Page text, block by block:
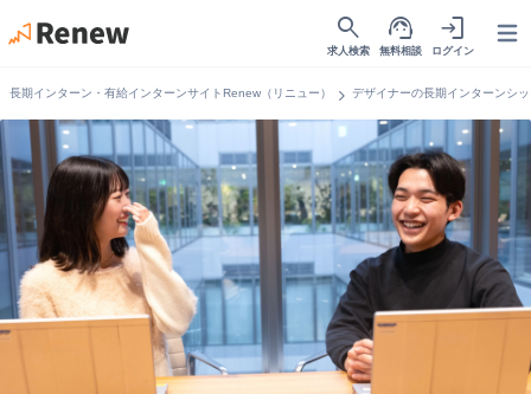
search
求人検索
support_agent
無料相談
login
ログイン
長期インターン・有給インターンサイトRenew（リニュー） chevron_right デザイナーの長期インターンシ